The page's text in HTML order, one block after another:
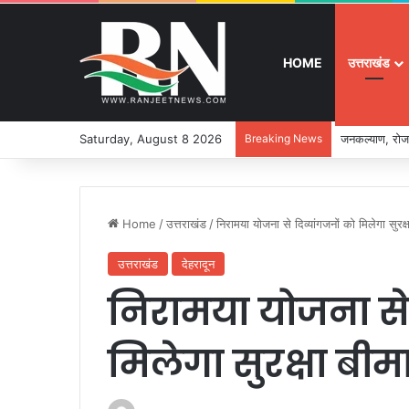
HOME उत्तराखंड
Saturday, August 8 2026 Breaking News जनकल्याण,
Home /उत्तराखंड /निरामया योजना से दिव्यांगजनों को मिलेगा
उत्तराखंड देहरादून
निरामया योजना
मिलेगा सुरक्षा